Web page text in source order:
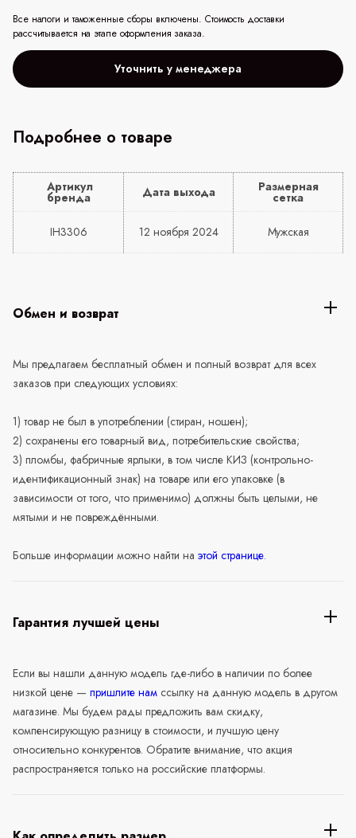
Все налоги и таможенные сборы включены. Стоимость доставки
рассчитывается на этапе оформления заказа.
Уточнить у менеджера
Подробнее о товаре
Артикул
бренда Дата выхода Размерная
сетка
IH3306 12 ноября 2024 Мужская
Обмен и возврат
Мы предлагаем бесплатный обмен и полный возврат для всех
заказов при следующих условиях:
1) товар не был в употреблении (стиран, ношен);
2) сохранены его товарный вид, потребительские свойства;
3) пломбы, фабричные ярлыки, в том числе КИЗ (контрольно-
идентификационный знак) на товаре или его упаковке (в
зависимости от того, что применимо) должны быть целыми, не
мятыми и не повреждёнными.
Больше информации можно найти на этой странице.
Гарантия лучшей цены
Если вы нашли данную модель где-либо в наличии по более
низкой цене — пришлите нам ссылку на данную модель в другом
магазине. Мы будем рады предложить вам скидку,
компенсирующую разницу в стоимости, и лучшую цену
относительно конкурентов. Обратите внимание, что акция
распространяется только на российские платформы.